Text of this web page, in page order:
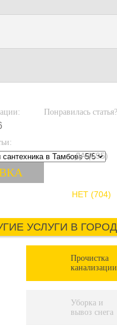
Понравилась статья?
ДА (695)
НЕТ (704)
УСЛУГИ В
Прочистка
канализации
Уборка и
вывоз снега